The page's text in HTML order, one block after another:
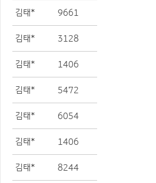
김태* 9661
김태* 3128
김태* 1406
김태* 5472
김태* 6054
김태* 1406
김태* 8244